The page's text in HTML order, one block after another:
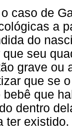
caso de
a
do
seu
grave ou
que se
que
dentro
ter existido.